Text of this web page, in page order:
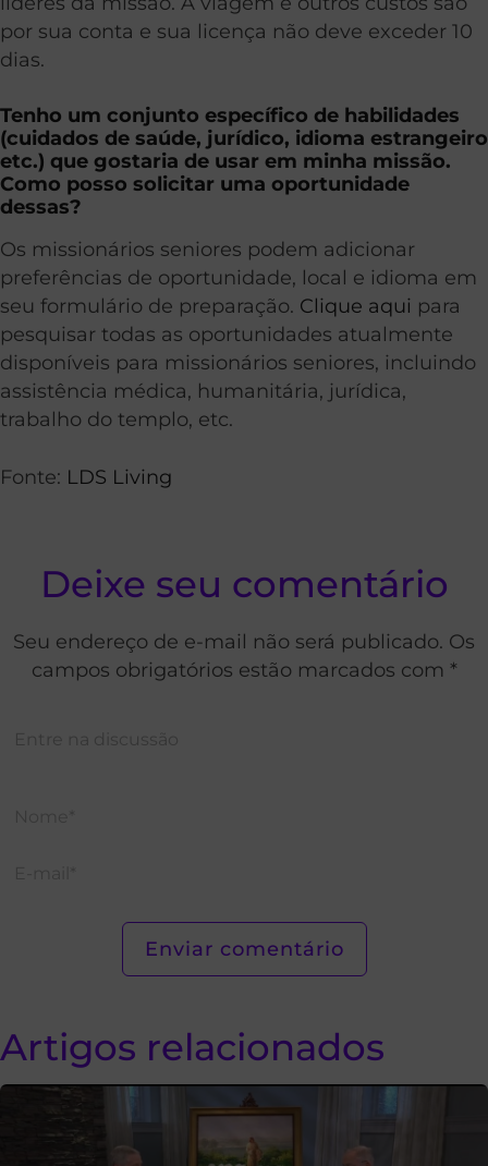
por sua conta e sua licença não deve exceder 10
dias.
Tenho um conjunto específico de habilidades
(cuidados de saúde, jurídico, idioma estrangeiro
etc.) que gostaria de usar em minha missão.
Como posso solicitar uma oportunidade
dessas?
Os missionários seniores podem adicionar
preferências de oportunidade, local e idioma em
seu formulário de preparação. Clique aqui para
pesquisar todas as oportunidades atualmente
disponíveis para missionários seniores, incluindo
assistência médica, humanitária, jurídica,
trabalho do templo, etc.
Fonte: LDS Living
Deixe seu comentário
Seu endereço de e-mail não será publicado. Os
campos obrigatórios estão marcados com *
Artigos relacionados